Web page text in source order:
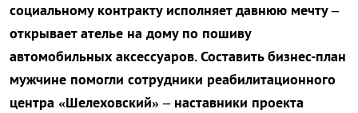
социальному контракту исполняет давнюю мечту –
открывает ателье на дому по пошиву
автомобильных аксессуаров. Составить бизнес-план
мужчине помогли сотрудники реабилитационного
центра «Шелеховский» – наставники проекта